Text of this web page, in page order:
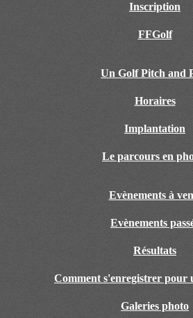
Inscription
FFGolf
Un Golf Pitch and
Horaires
Implantation
Le parcours en
Evènements à
Evènements
Résultats
Comment s'enregistrer pour
Galeries photo